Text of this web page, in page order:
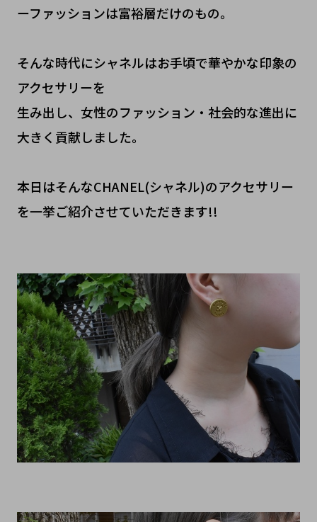
ーファッションは富裕層だけのもの。
そんな時代にシャネルはお手頃で華やかな印象の
アクセサリーを
生み出し、女性のファッション・社会的な進出に
大きく貢献しました。
本日はそんなCHANEL(シャネル)のアクセサリー
を一挙ご紹介させていただきます!!